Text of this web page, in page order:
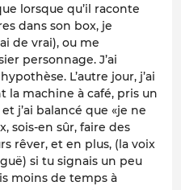
lorsque qu’il raconte
dans son box, je
de vrai), ou me
personnage. J’ai
L’autre jour, j’ai
la machine à café, pris un
j’ai balancé que «je ne
sois-en sûr, faire des
rêver, et en plus, (la voix
si tu signais un peu
moins de temps à